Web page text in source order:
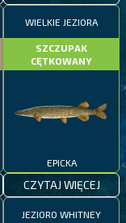
WIELKIE JEZIORA
SZCZUPAK
CĘTKOWANY
EPICKA
CZYTAJ WIĘCEJ
JEZIORO WHITNEY